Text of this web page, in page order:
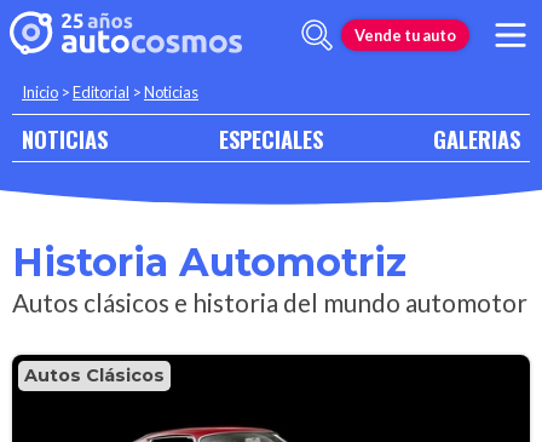
Vende tu auto
Inicio >Editorial >Noticias
NOTICIAS ESPECIALES GALERIAS
Historia Automotriz
Autos clásicos e historia del mundo automotor
Autos Clásicos